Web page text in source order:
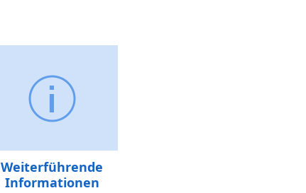
Weiterführende
Informationen